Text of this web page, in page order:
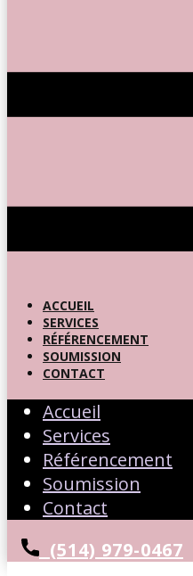
ACCUEIL
SERVICES
RÉFÉRENCEMENT
SOUMISSION
CONTACT
Accueil
Services
Référencement
Soumission
Contact
(514) 979-0467